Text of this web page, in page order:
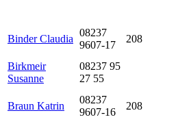
Binder Claudia
08237
9607-17
208
Birkmeir
Susanne
08237 95
27 55
Braun Katrin
08237
9607-16
208